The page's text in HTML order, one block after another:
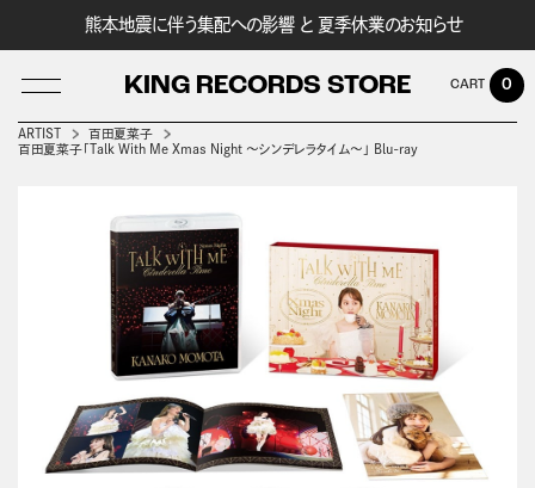
熊本地震に伴う集配への影響 と 夏季休業のお知らせ
KING RECORDS STORE
LOG IN
0
ARTIST
百田夏菜子
百田夏菜子「Talk With Me Xmas Night ～シンデレラタイム～」 Blu-ray